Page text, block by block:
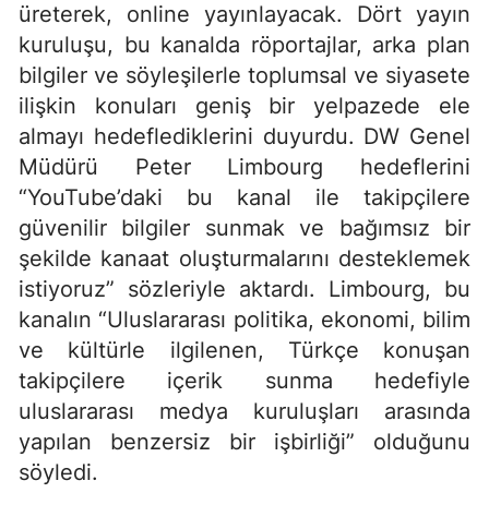
üreterek, online yayınlayacak. Dört yayın
kuruluşu, bu kanalda röportajlar, arka plan
bilgiler ve söyleşilerle toplumsal ve siyasete
ilişkin konuları geniş bir yelpazede ele
almayı hedeflediklerini duyurdu. DW Genel
Müdürü Peter Limbourg hedeflerini
“YouTube’daki bu kanal ile takipçilere
güvenilir bilgiler sunmak ve bağımsız bir
şekilde kanaat oluşturmalarını desteklemek
istiyoruz” sözleriyle aktardı. Limbourg, bu
kanalın “Uluslararası politika, ekonomi, bilim
ve kültürle ilgilenen, Türkçe konuşan
takipçilere içerik sunma hedefiyle
uluslararası medya kuruluşları arasında
yapılan benzersiz bir işbirliği” olduğunu
söyledi.